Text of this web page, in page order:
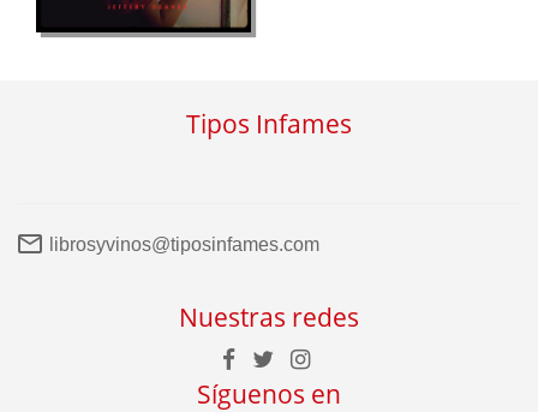
Tipos Infames
librosyvinos@tiposinfames.com
Nuestras redes
Síguenos en